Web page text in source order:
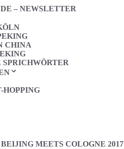
– NEWSLETTER
CHINA
SPRICHWÖRTER
HOPPING
MEETS COLOGNE 2017